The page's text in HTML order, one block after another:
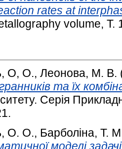
rates at
volume,
О, О., Леонова, М. В.
та їх
Серія
О. О., Барболіна, Т.
моделі